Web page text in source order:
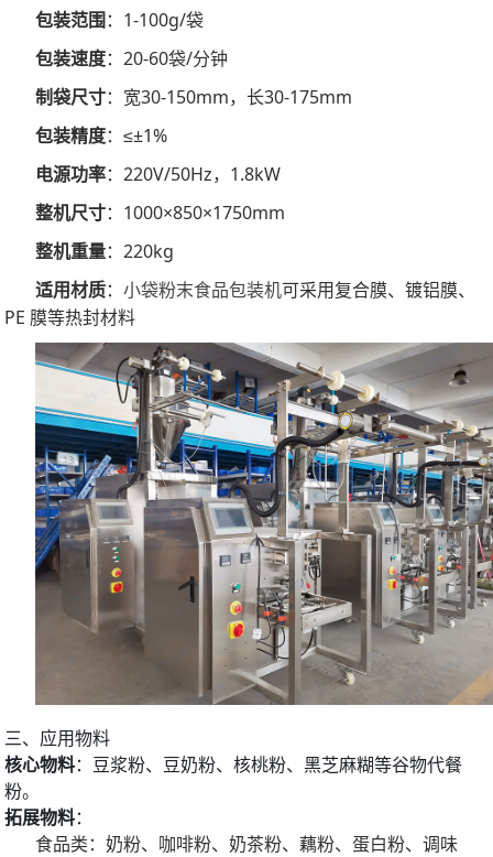
包装范围：1-100g/袋
包装速度：20-60袋/分钟
制袋尺寸：宽30-150mm，长30-175mm
包装精度：≤±1%
电源功率：220V/50Hz，1.8kW
整机尺寸：1000×850×1750mm
整机重量：220kg
适用材质：小袋粉末食品包装机可采用复合膜、镀铝膜、
PE 膜等热封材料
三、应用物料
核心物料：豆浆粉、豆奶粉、核桃粉、黑芝麻糊等谷物代餐
粉。
拓展物料：
食品类：奶粉、咖啡粉、奶茶粉、藕粉、蛋白粉、调味